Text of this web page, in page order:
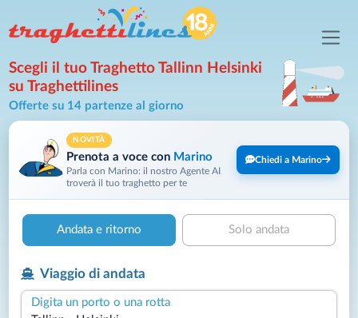
Scegli il tuo Traghetto Tallinn Helsinki
su Traghettilines
Offerte su 14 partenze al giorno
NOVITÀ
Prenota a voce con Marino
Parla con Marino: il nostro Agente AI
troverà il tuo traghetto per te
Chiedi a Marino
Andata e ritorno Solo andata
Viaggio di andata
Digita un porto o una rotta